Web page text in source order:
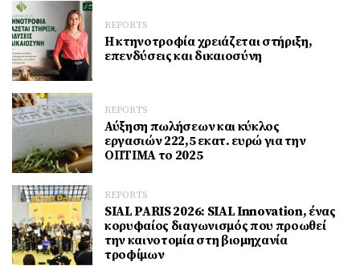
REPORTS
Η κτηνοτροφία χρειάζεται στήριξη,
επενδύσεις και δικαιοσύνη
REPORTS
Αύξηση πωλήσεων και κύκλος
εργασιών 222,5 εκατ. ευρώ για την
ΟΠΤΙΜΑ το 2025
REPORTS
SIAL PARIS 2026: SIAL Innovation, ένας
κορυφαίος διαγωνισμός που προωθεί
την καινοτομία στη βιομηχανία
τροφίμων